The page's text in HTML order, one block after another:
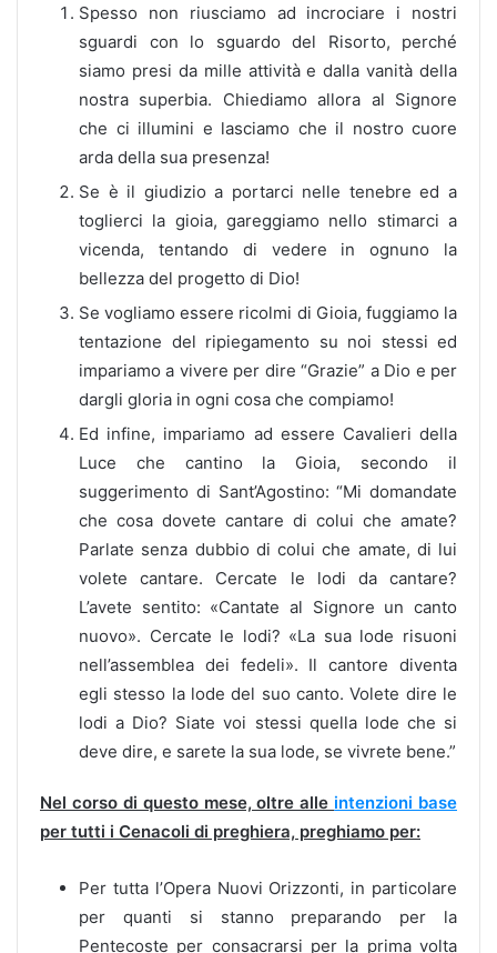
Spesso non riusciamo ad incrociare i nostri
sguardi con lo sguardo del Risorto, perché
siamo presi da mille attività e dalla vanità della
nostra superbia. Chiediamo allora al Signore
che ci illumini e lasciamo che il nostro cuore
arda della sua presenza!
Se è il giudizio a portarci nelle tenebre ed a
toglierci la gioia, gareggiamo nello stimarci a
vicenda, tentando di vedere in ognuno la
bellezza del progetto di Dio!
Se vogliamo essere ricolmi di Gioia, fuggiamo la
tentazione del ripiegamento su noi stessi ed
impariamo a vivere per dire “Grazie” a Dio e per
dargli gloria in ogni cosa che compiamo!
Ed infine, impariamo ad essere Cavalieri della
Luce che cantino la Gioia, secondo il
suggerimento di Sant’Agostino: “Mi domandate
che cosa dovete cantare di colui che amate?
Parlate senza dubbio di colui che amate, di lui
volete cantare. Cercate le lodi da cantare?
L’avete sentito: «Cantate al Signore un canto
nuovo». Cercate le lodi? «La sua lode risuoni
nell’assemblea dei fedeli». Il cantore diventa
egli stesso la lode del suo canto. Volete dire le
lodi a Dio? Siate voi stessi quella lode che si
deve dire, e sarete la sua lode, se vivrete bene.”
Nel corso di questo mese, oltre alle intenzioni base
per tutti i Cenacoli di preghiera, preghiamo per:
Per tutta l’Opera Nuovi Orizzonti, in particolare
per quanti si stanno preparando per la
Pentecoste per consacrarsi per la prima volta